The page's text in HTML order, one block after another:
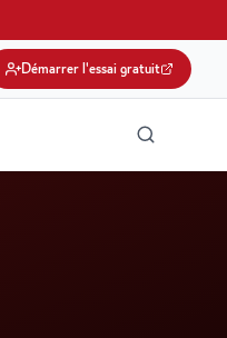
Démarrer l'essai gratuit